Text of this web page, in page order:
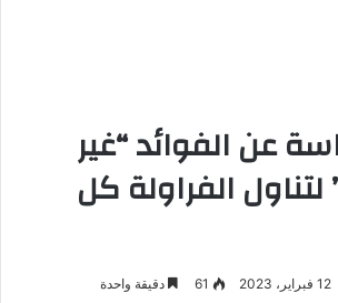
عن الفوائد “غير
الفراولة كل
12 فبراير، 2023 61 دقيقة واحدة